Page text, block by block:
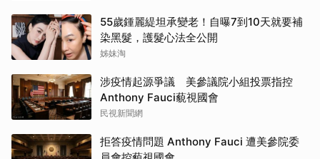
55歲鍾麗緹坦承變老！自曝7到10天就要補
染黑髮，護髮心法全公開
姊妹淘
涉疫情起源爭議 美參議院小組投票指控
Anthony Fauci藐視國會
民視新聞網
拒答疫情問題 Anthony Fauci 遭美參院委